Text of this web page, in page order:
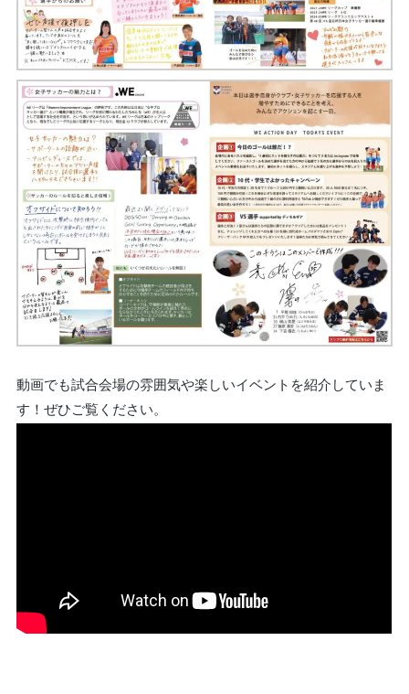
動画でも試合会場の雰囲気や楽しいイベントを紹介していま
す！ぜひご覧ください。